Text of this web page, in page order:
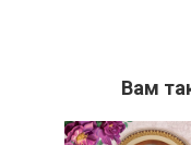
Вам